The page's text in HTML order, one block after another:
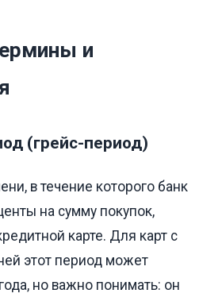
и
(грейс-период)
в течение которого банк
на сумму покупок,
карте. Для карт с
этот период может
но важно понимать: он